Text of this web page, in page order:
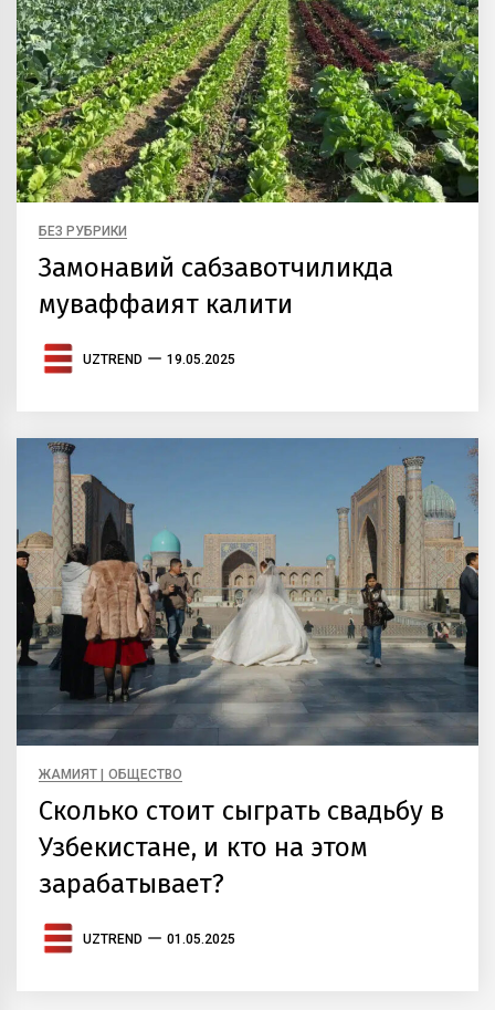
БЕЗ РУБРИКИ
Замонавий сабзавотчиликда
муваффақият калити
UZTREND 19.05.2025
ЖАМИЯТ | ОБЩЕСТВО
Сколько стоит сыграть свадьбу в
Узбекистане, и кто на этом
зарабатывает?
UZTREND 01.05.2025